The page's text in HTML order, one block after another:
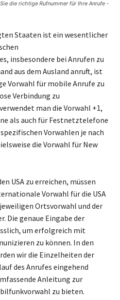
die richtige Rufnummer für Ihre Anrufe -
Staaten ist ein wesentlicher
insbesondere bei Anrufen zu
aus dem Ausland anruft, ist
Vorwahl für mobile Anrufe zu
Verbindung zu
man die Vorwahl +1,
als auch für Festnetztelefone
Vorwahlen je nach
die Vorwahl für New
USA zu erreichen, müssen
Vorwahl für die USA
Ortsvorwahl und der
Die genaue Eingabe der
um erfolgreich mit
zu können. In den
wir die Einzelheiten der
des Anrufes eingehend
Anleitung zur
zu bieten.